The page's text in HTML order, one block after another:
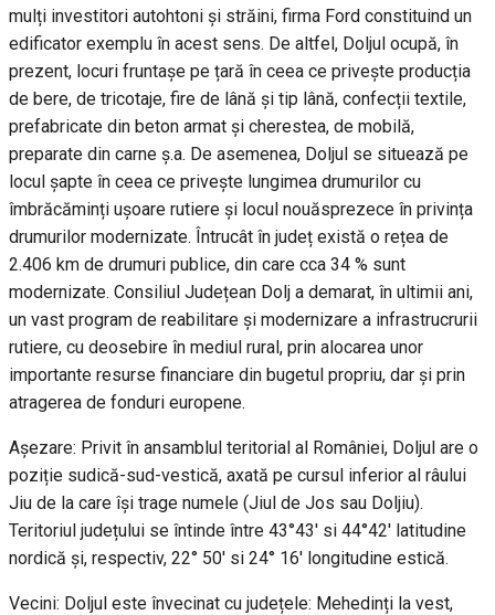
mulți investitori autohtoni și străini, firma Ford constituind un
edificator exemplu în acest sens. De altfel, Doljul ocupă, în
prezent, locuri fruntașe pe țară în ceea ce privește producția
de bere, de tricotaje, fire de lână și tip lână, confecții textile,
prefabricate din beton armat și cherestea, de mobilă,
preparate din carne ș.a. De asemenea, Doljul se situează pe
locul șapte în ceea ce privește lungimea drumurilor cu
îmbrăcăminți ușoare rutiere și locul nouăsprezece în privința
drumurilor modernizate. Întrucât în județ există o rețea de
2.406 km de drumuri publice, din care cca 34 % sunt
modernizate. Consiliul Județean Dolj a demarat, în ultimii ani,
un vast program de reabilitare și modernizare a infrastrucrurii
rutiere, cu deosebire în mediul rural, prin alocarea unor
importante resurse financiare din bugetul propriu, dar și prin
atragerea de fonduri europene.
Așezare: Privit în ansamblul teritorial al României, Doljul are o
poziție sudică-sud-vestică, axată pe cursul inferior al râului
Jiu de la care își trage numele (Jiul de Jos sau Doljiu).
Teritoriul județului se întinde între 43°43' si 44°42' latitudine
nordică și, respectiv, 22° 50' si 24° 16' longitudine estică.
Vecini: Doljul este învecinat cu județele: Mehedinți la vest,